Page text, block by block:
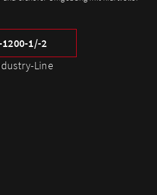
1200-1/-2
Line